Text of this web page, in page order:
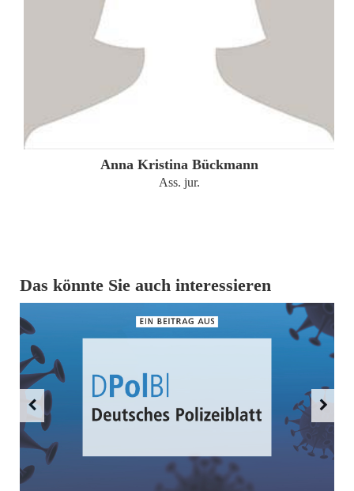
Anna Kristina Bückmann
Ass. jur.
Das könnte Sie auch interessieren